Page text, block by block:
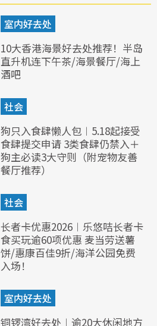
室内好去处
10大香港海景好去处推荐！半岛
直升机连下午茶/海景餐厅/海上
酒吧
社会
狗只入食肆懒人包︱5.18起接受
食肆提交申请 3类食肆仍禁入＋
狗主必读3大守则（附宠物友善
餐厅推荐）
社会
长者卡优惠2026︱乐悠咭长者卡
食买玩逾60项优惠 麦当劳送薯
饼/惠康百佳9折/海洋公园免费
入场！
室内好去处
铜锣湾好去处︱逾20大休闲地方